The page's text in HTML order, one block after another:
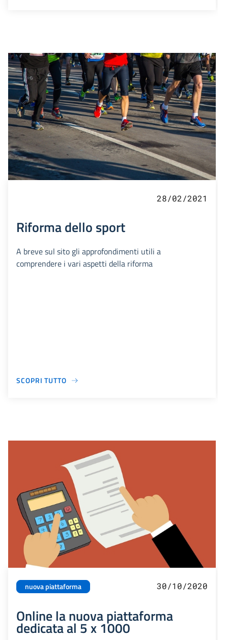
28/02/2021
Riforma dello sport
A breve sul sito gli approfondimenti utili a
comprendere i vari aspetti della riforma
SCOPRI TUTTO
nuova piattaforma 30/10/2020
Online la nuova piattaforma
dedicata al 5 x 1000